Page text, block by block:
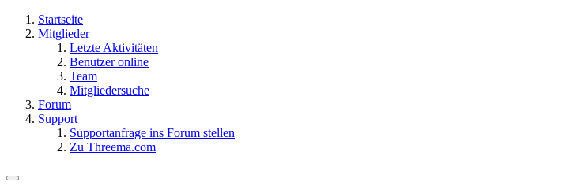
Startseite
Mitglieder
Letzte Aktivitäten
Benutzer online
Team
Mitgliedersuche
Forum
Support
Supportanfrage ins Forum stellen
Zu Threema.com